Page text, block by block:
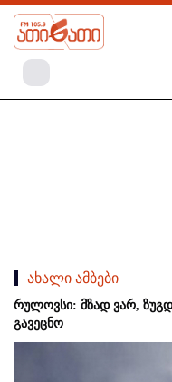
ახალი ამბები
რულოვსი: მზად ვარ,
გავეცნო